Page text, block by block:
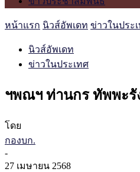
หน้าแรก นิวส์อัพเดท ข่าวในประ
นิวส์อัพเดท
ข่าวในประเทศ
ฯพณฯ ท่านกร ทัพพะรั
โดย
กองบก.
-
27 เมษายน 2568